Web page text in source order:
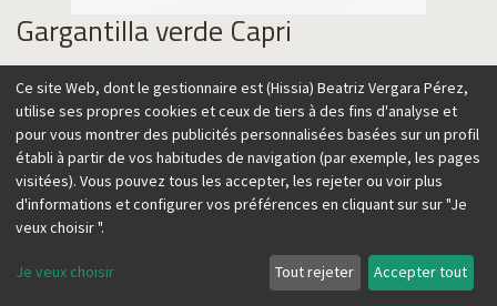
Gargantilla verde Capri
89,00€
Ajouter au panier
Esta gargantilla ajustable añadirá un toque de color a tus
Ce site Web, dont le gestionnaire est (Hissia) Beatriz Vergara Pérez,
utilise ses propres cookies et ceux de tiers à des fins d'analyse et
pour vous montrer des publicités personnalisées basées sur un profil
établi à partir de vos habitudes de navigation (par exemple, les pages
visitées). Vous pouvez tous les accepter, les rejeter ou voir plus
d'informations et configurer vos préférences en cliquant sur sur "Je
veux choisir ".
Je veux choisir Tout rejeter Accepter tout